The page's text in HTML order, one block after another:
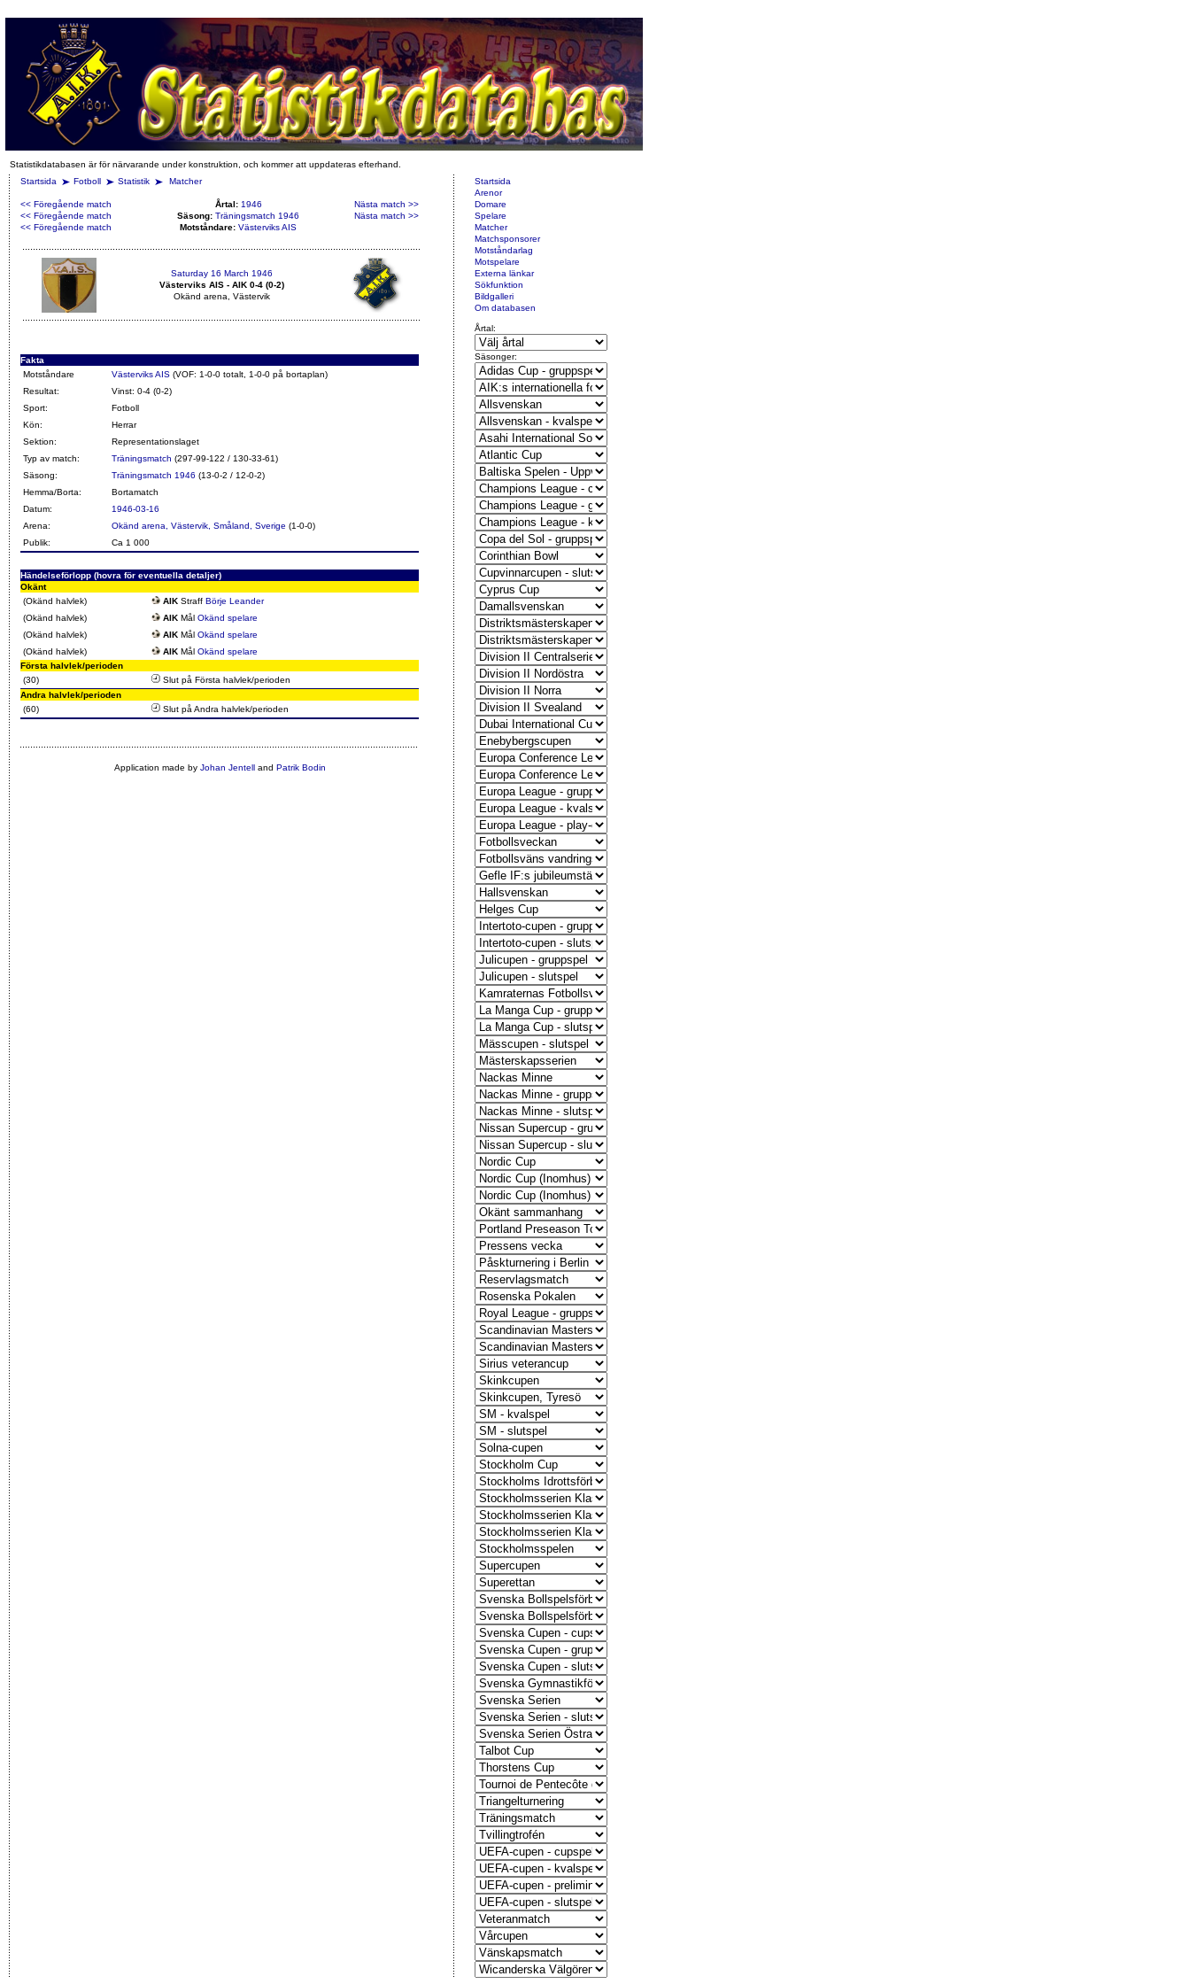
Statistikdatabasen är för närvarande under konstruktion, och kommer att uppdateras efterhand.
Startsida
Fotboll Statistik Matcher
<< Föregående match Årtal: 1946
Nästa match >>
<< Föregående match
Säsong: Träningsmatch 1946
Nästa match >>
<< Föregående match
Motståndare: Västerviks AIS
Saturday 16 March 1946
Västerviks AIS - AIK 0-4 (0-2)
Okänd arena, Västervik
Fakta
Motståndare
Västerviks AIS (VOF: 1-0-0 totalt, 1-0-0 på bortaplan)
Resultat:
Vinst: 0-4 (0-2)
Sport:
Fotboll
Kön:
Herrar
Sektion:
Representationslaget
Typ av match:
Träningsmatch (297-99-122 / 130-33-61)
Säsong:
Träningsmatch 1946 (13-0-2 / 12-0-2)
Hemma/Borta:
Bortamatch
Datum:
1946-03-16
Arena:
Okänd arena, Västervik, Småland, Sverige (1-0-0)
Publik:
Ca 1 000
Händelseförlopp (hovra för eventuella detaljer)
Okänt
(Okänd halvlek)
AIK Straff Börje Leander
(Okänd halvlek)
AIK Mål Okänd spelare
(Okänd halvlek)
AIK Mål Okänd spelare
(Okänd halvlek)
AIK Mål Okänd spelare
Första halvlek/perioden
(30)
Slut på Första halvlek/perioden
Andra halvlek/perioden
(60)
Slut på Andra halvlek/perioden
Application made by Johan Jentelland Patrik Bodin
Startsida
Arenor
Domare
Spelare
Matcher
Matchsponsorer
Motståndarlag
Motspelare
Externa länkar
Sökfunktion
Bildgalleri
Om databasen
Årtal:
Säsonger: